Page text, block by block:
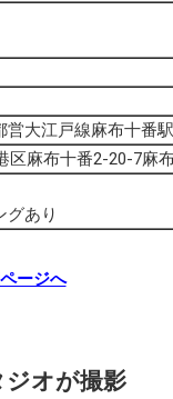
営大江戸線麻布十番
麻布十番2-20-7麻
グあり
ージへ
オが撮影